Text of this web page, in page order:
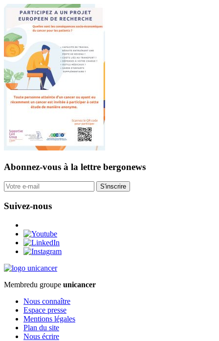
Abonnez-vous à la lettre bergonews
S'inscrire
Suivez-nous
Membredu groupe unicancer
Nous connaître
Espace presse
Mentions légales
Plan du site
Nous écrire